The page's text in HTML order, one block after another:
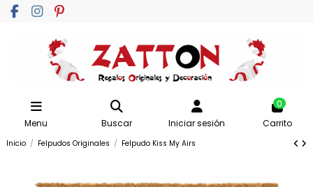
Menu Buscar Iniciar sesión
0
Carrito
Inicio Felpudos Originales Felpudo Kiss My Airs